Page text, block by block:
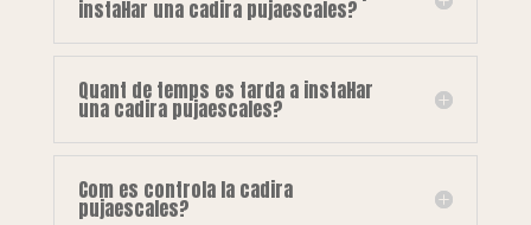
instal·lar una cadira pujaescales?
Quant de temps es tarda a instal·lar
una cadira pujaescales?
Com es controla la cadira
pujaescales?